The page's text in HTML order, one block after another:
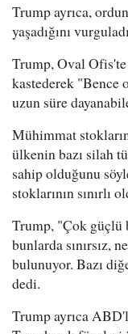
Trump ayrıca,
yaşadığını
Trump, Oval Ofis'te
kastederek "Bence
uzun süre
Mühimmat
ülkenin bazı silah
sahip olduğunu
stoklarının sınırlı
Trump, "Çok güçlü
bunlarda sınırsız,
bulunuyor. Bazı
dedi.
Trump ayrıca